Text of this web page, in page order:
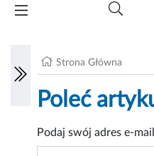
Strona Główna
Poleć
Podaj swój adres e-